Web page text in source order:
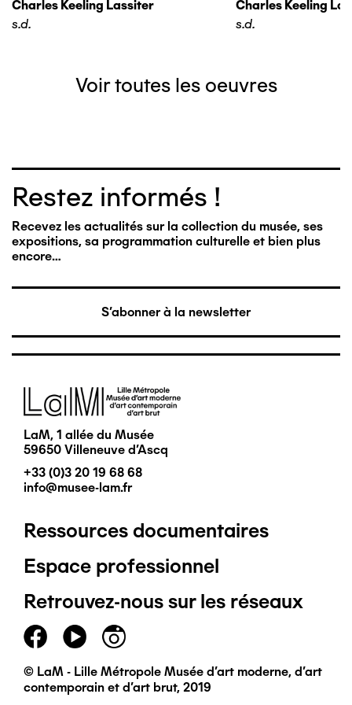
Charles Keeling Lassiter
s.d.
Charles Keeling
s.d.
Voir toutes les oeuvres
Restez informés !
Recevez les actualités sur la collection du musée, ses
expositions, sa programmation culturelle et bien plus
encore…
S'abonner à la newsletter
Image
LaM, 1 allée du Musée
59650 Villeneuve d'Ascq
+33 (0)3 20 19 68 68
info@musee-lam.fr
Pied
de
page
principal
Ressources documentaires
Espace professionnel
Retrouvez-nous sur les réseaux
© LaM - Lille Métropole Musée d'art moderne, d'art
contemporain et d'art brut, 2019